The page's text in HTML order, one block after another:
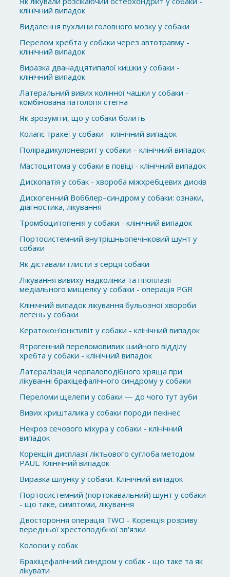
клінічний випадок
Видалення пухлини головного мозку у собаки
Перелом хребта у собаки через автотравму -
клінічний випадок
Виразка дванадцятипалої кишки у собаки -
клінічний випадок
Латеральний вивих колінної чашки у собаки -
комбінована патологія стегна
Як зрозуміти, що у собаки болить
Колапс трахеї у собаки - клінічний випадок
Полірадикулоневрит у собаки – клінічний випадок
Мастоцитома у собаки в повіці - клінічний випадок
Дископатія у собак - хвороба міжхребцевих дисків
Дискогенний Вобблер–синдром у собаки: ознаки,
діагностика, лікування
Тромбоцитопенія у собаки - клінічний випадок
Портосистемний внутрішньопечінковий шунт у
собаки
Як діставали глисти з серця собаки
Лікування вивиху надколінка та гіпоплазії
медіального мищелку у собаки - операція PGR
Клінічний випадок лікування бульозної хвороби
легень у собаки
Кератокон'юнктивіт у собаки - клінічний випадок
Ятрогенний переломовивих шийного відділу
хребта у собаки - клінічний випадок
Латералізація черпалоподібного хряща при
лікуванні брахіцефалічного синдрому у собаки
Переломи щелепи у собаки — до чого тут зуби
Вивих кришталика у собаки породи пекінес
Некроз сечового міхура у собаки - клінічний
випадок
Корекція дисплазії ліктьового суглоба методом
PAUL. Клінічний випадок
Виразка шлунку у собаки. Клінічний випадок
Портосистемний (портокавальний) шунт у собаки
- що таке, симптоми, лікування
Двостороння операція TWO - Корекція розриву
передньої хрестоподібної зв'язки
Колоски у собак
Брахіцефалічний синдром у собак - що таке та як
лікувати